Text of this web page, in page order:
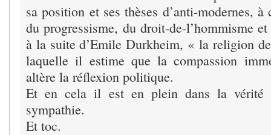
sa position et ses thèses d’anti-modernes,
du progressisme, du droit-de-l’hommisme
à la suite d’Emile Durkheim, « la religion
laquelle il estime que la compassion
altère la réflexion politique.
Et en cela il est en plein dans la vérité
sympathie.
Et toc.